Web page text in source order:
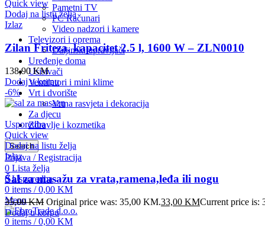
Pametni TV
PC Računari
Video nadzori i kamere
Televizori i oprema
Daljinski upravljači
Uređenje doma
Usisivači
Ventilatori i mini klime
Vrt i dvorište
Vrtna rasvjeta i dekoracija
Za djecu
Zdravlje i kozmetika
Search
Prijava / Registracija
0 Lista želja
0 Usporedba
0 items / 0,00 KM
Menu
0 items / 0,00 KM
Quick view
Dodaj na listu želja
Izlaz
Zilan Friteza, kapacitet 2.5 l, 1600 W – ZLN0010
138,90KM
Dodaj u korpu
-6%
Usporedba
Quick view
Dodaj na listu želja
Izlaz
Šal za masažu za vrata,ramena,leđa ili nogu
35,00KM Original price was: 35,00 KM.33,00 KMCurrent price is:
Dodaj u korpu